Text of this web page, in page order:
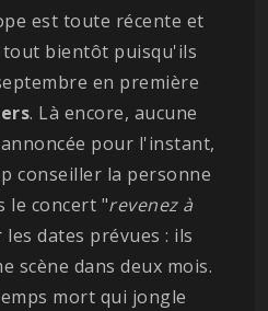
est toute récente et
bientôt puisqu'ils
en première
. Là encore, aucune
pour l'instant,
conseiller la personne
le concert "revenez à
dates prévues : ils
scène dans deux mois.
mort qui jongle